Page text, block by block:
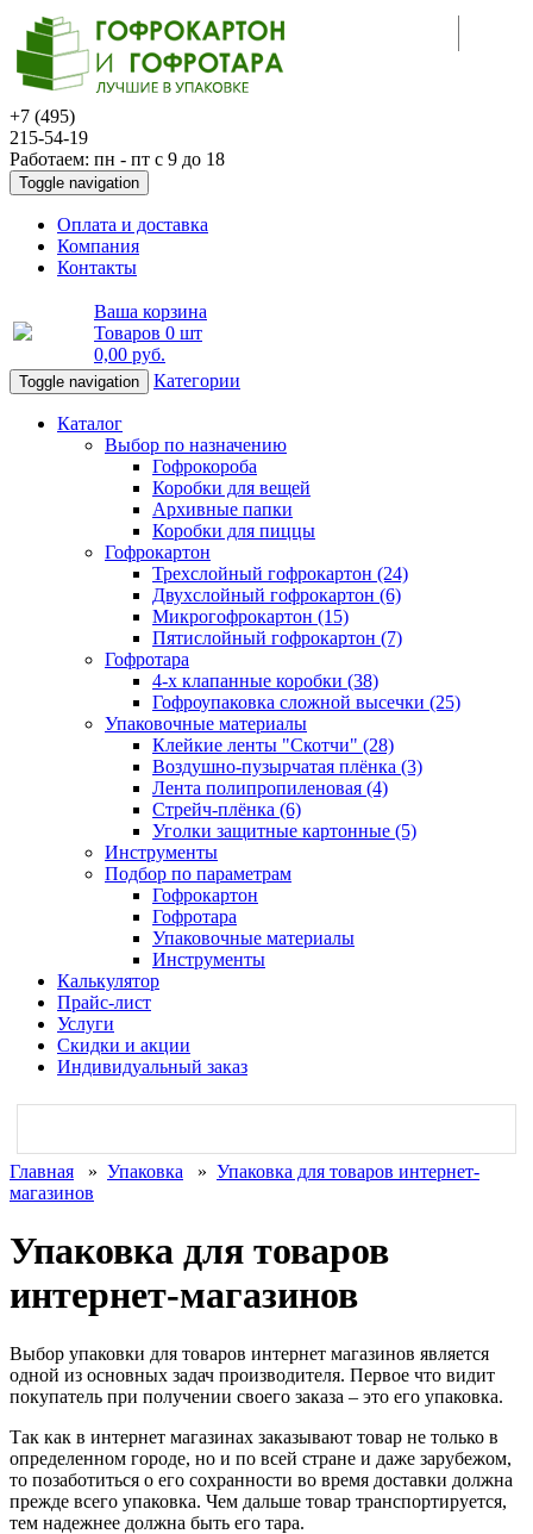
+7 (495)
215-54-19
Работаем: пн - пт с 9 до 18
Toggle navigation
Оплата и доставка
Компания
Контакты
Ваша корзина
Товаров 0 шт
0,00 руб.
Toggle navigation Категории
Каталог
Выбор по назначению
Гофрокороба
Коробки для вещей
Архивные папки
Коробки для пиццы
Гофрокартон
Трехслойный гофрокартон (24)
Двухслойный гофрокартон (6)
Микрогофрокартон (15)
Пятислойный гофрокартон (7)
Гофротара
4-х клапанные коробки (38)
Гофроупаковка сложной высечки (25)
Упаковочные материалы
Клейкие ленты "Скотчи" (28)
Воздушно-пузырчатая плёнка (3)
Лента полипропиленовая (4)
Стрейч-плёнка (6)
Уголки защитные картонные (5)
Инструменты
Подбор по параметрам
Гофрокартон
Гофротара
Упаковочные материалы
Инструменты
Калькулятор
Прайс-лист
Услуги
Скидки и акции
Индивидуальный заказ
Главная » Упаковка » Упаковка для товаров интернет-
магазинов
Упаковка для товаров
интернет-магазинов
Выбор упаковки для товаров интернет магазинов является
одной из основных задач производителя. Первое что видит
покупатель при получении своего заказа – это его упаковка.
Так как в интернет магазинах заказывают товар не только в
определенном городе, но и по всей стране и даже зарубежом,
то позаботиться о его сохранности во время доставки должна
прежде всего упаковка. Чем дальше товар транспортируется,
тем надежнее должна быть его тара.